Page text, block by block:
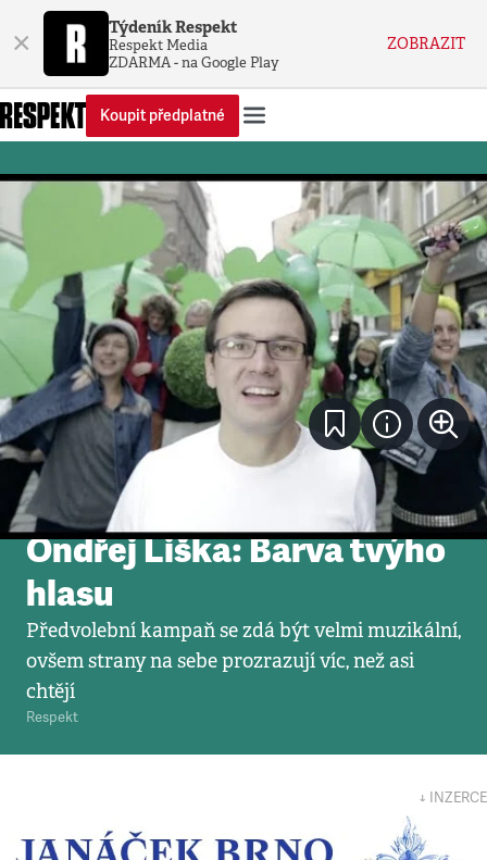
× Týdeník Respekt
Respekt Media
ZDARMA - na Google Play
ZOBRAZIT
Koupit předplatné
Video 18. 10. 2013
Ondřej Liška: Barva tvýho
hlasu
Předvolební kampaň se zdá být velmi muzikální,
ovšem strany na sebe prozrazují víc, než asi
chtějí
Respekt
↓ INZERCE